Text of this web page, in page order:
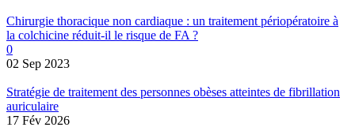
Chirurgie thoracique non cardiaque : un traitement périopératoire à
la colchicine réduit-il le risque de FA ?
0
02 Sep 2023
Stratégie de traitement des personnes obèses atteintes de fibrillation
auriculaire
17 Fév 2026